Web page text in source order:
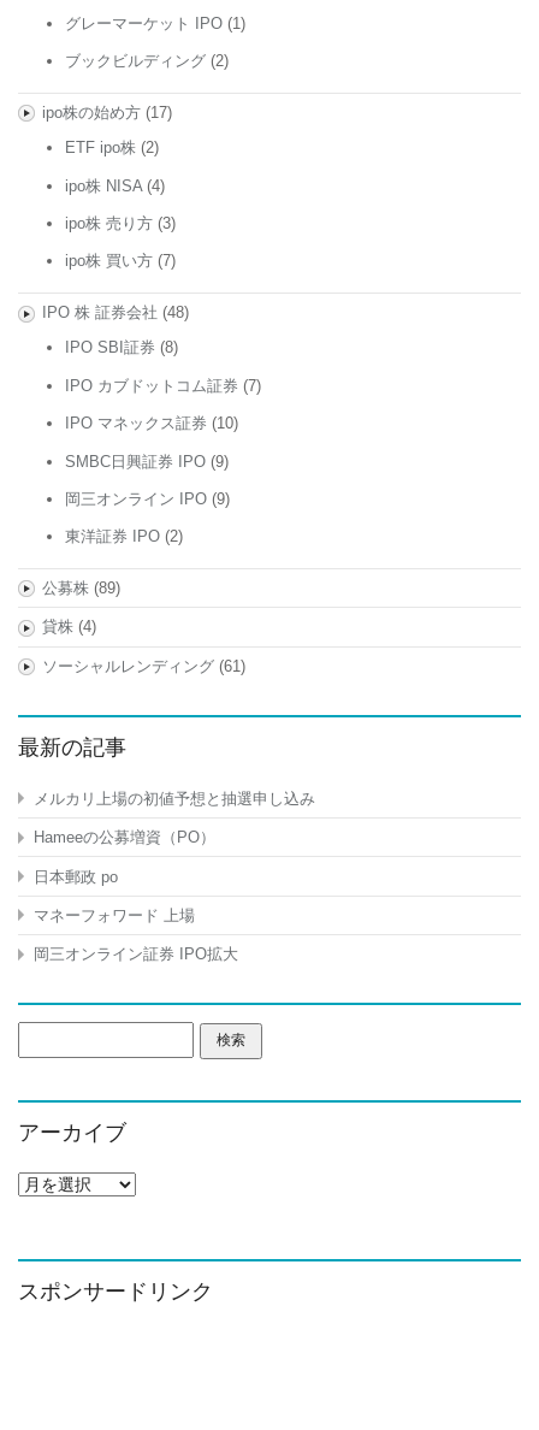
グレーマーケット IPO (1)
ブックビルディング (2)
ipo株の始め方(17)
ETF ipo株 (2)
ipo株 NISA (4)
ipo株 売り方 (3)
ipo株 買い方 (7)
IPO 株 証券会社 (48)
IPO SBI証券 (8)
IPO カブドットコム証券 (7)
IPO マネックス証券 (10)
SMBC日興証券 IPO (9)
岡三オンライン IPO (9)
東洋証券 IPO (2)
公募株(89)
貸株(4)
ソーシャルレンディング(61)
最新の記事
メルカリ上場の初値予想と抽選申し込み
Hameeの公募増資（PO）
日本郵政 po
マネーフォワード 上場
岡三オンライン証券 IPO拡大
索:
アーカイブ
ア
イ
ブ
スポンサードリンク